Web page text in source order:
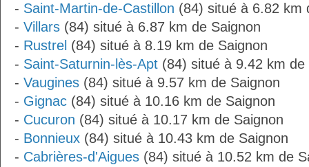
- Saint-Martin-de-Castillon (84) situé à 6.82 km
- Villars (84) situé à 6.87 km de Saignon
- Rustrel (84) situé à 8.19 km de Saignon
- Saint-Saturnin-lès-Apt (84) situé à 9.42 km de
- Vaugines (84) situé à 9.57 km de Saignon
- Gignac (84) situé à 10.16 km de Saignon
- Cucuron (84) situé à 10.17 km de Saignon
- Bonnieux (84) situé à 10.43 km de Saignon
- Cabrières-d'Aigues (84) situé à 10.52 km de